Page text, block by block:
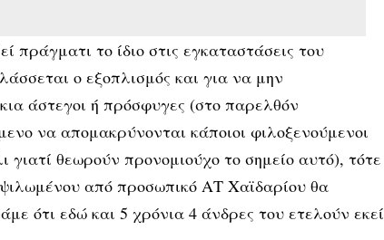
πράγματι το ίδιο στις εγκαταστάσεις του
ο εξοπλισμός και για να μην
άστεγοι ή πρόσφυγες (στο παρελθόν
να απομακρύνονται κάποιοι φιλοξενούμενοι
γιατί θεωρούν προνομιούχο το σημείο αυτό), τότε
από προσωπικό ΑΤ Χαϊδαρίου θα
ότι εδώ και 5 χρόνια 4 άνδρες του ετελούν εκεί